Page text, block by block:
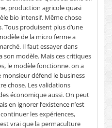
production agricole quasi
bio intensif. Même chose
Tous produisent plus d’une
de la micro ferme a
Il faut essayer dans
modèle. Mais ces critiques
le modèle fonctionne. on a
monsieur défend le business
chose. Les validations
économique aussi. On peut
en ignorer l’existence n’est
les expériences,
vrai que la permaculture